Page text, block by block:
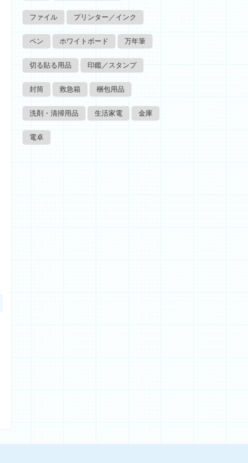
ファイル プリンター／インク
ペン ホワイトボード 万年筆
切る貼る用品 印鑑／スタンプ
封筒 救急箱 梱包用品
洗剤・清掃用品 生活家電 金庫
電卓